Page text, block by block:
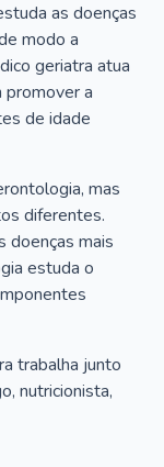
as doenças
modo a
geriatra atua
promover a
de idade
mas
diferentes.
doenças mais
estuda o
trabalha junto
nutricionista,